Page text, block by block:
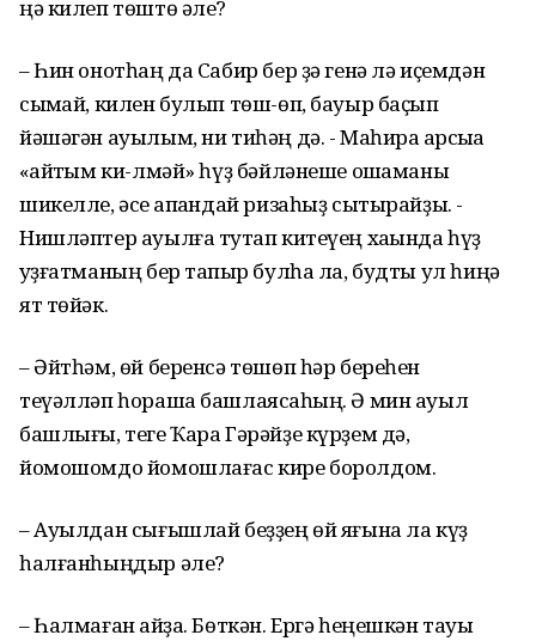
ңә килеп төштө әле?
– Һин онотһаң да Сабир бер ҙә генә лә иҫемдән
сыҡмай, килен булып төш-өп, бауыр баҫып
йәшәгән ауылым, ни тиһәң дә. - Маһира ҡарсыҡҡа
«ҡайтҡым ки-лмәй» һүҙ бәйләнеше оҡшаманы
шикелле, әсе ҡапҡандай ризаһыҙ сытырайҙы. -
Нишләптер ауылға туҡтап китеүең хаҡында һүҙ
ҡуҙғатманың бер тапҡыр булһа ла, будты ул һиңә
ят төйәк.
– Әйтһәм, өй беренсә төшөп һәр береһен
теүәлләп һораша башлаясаҡһың. Ә мин ауыл
башлығы, теге Ҡара Гәрәйҙе күрҙем дә,
йомошомдо йомошлағас кире боролдом.
– Ауылдан сығышлай беҙҙең өй яғына ла күҙ
һалғанһыңдыр әле?
– Һалмаған ҡайҙа. Бөткән. Ергә һеңешкән тауыҡ